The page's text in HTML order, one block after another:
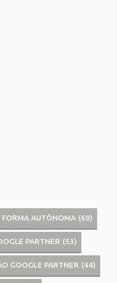
AUTÔNOMA (60)
PARTNER (53)
GOOGLE PARTNER (44)